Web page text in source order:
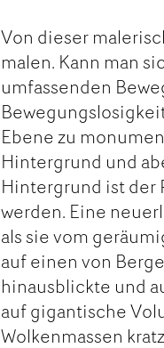
Von dieser
malen. Kann man
umfassenden
Ebene zu
Hintergrund und
Hintergrund ist der
werden. Eine
als sie vom
auf einen von
hinausblickte und
auf gigantische
Wolkenmassen